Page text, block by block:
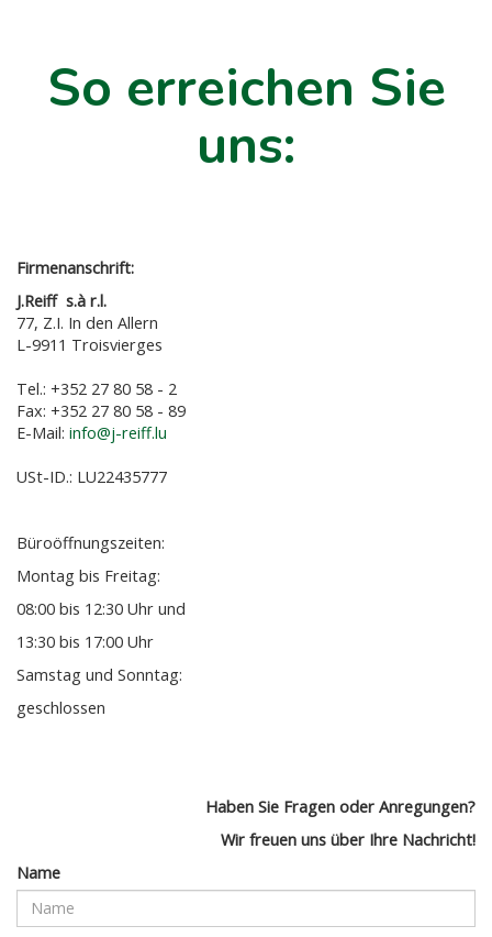
So erreichen Sie
uns:
Firmenanschrift:
J.Reiff s.à r.l.
77, Z.I. In den Allern
L-9911 Troisvierges
Tel.: +352 27 80 58 - 2
Fax: +352 27 80 58 - 89
E-Mail: info@j-reiff.lu
USt-ID.: LU22435777
Büroöffnungszeiten:
Montag bis Freitag:
08:00 bis 12:30 Uhr und
13:30 bis 17:00 Uhr
Samstag und Sonntag:
geschlossen
Haben Sie Fragen oder Anregungen?
Wir freuen uns über Ihre Nachricht!
Name